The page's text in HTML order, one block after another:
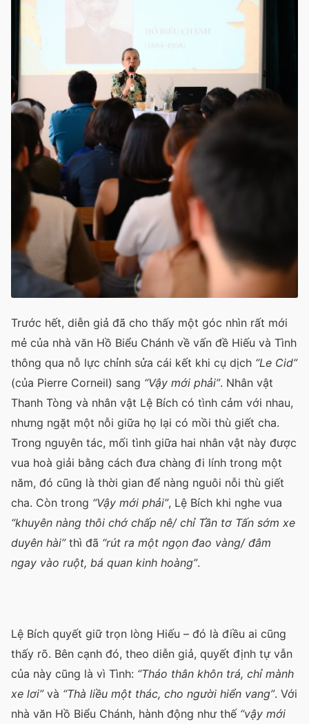
Trước hết, diễn giả đã cho thấy một góc nhìn rất mới
mẻ của nhà văn Hồ Biểu Chánh về vấn đề Hiếu và Tình
thông qua nỗ lực chỉnh sửa cái kết khi cụ dịch “Le Cid”
(của Pierre Corneil) sang “Vậy mới phải”. Nhân vật
Thanh Tòng và nhân vật Lệ Bích có tình cảm với nhau,
nhưng ngặt một nỗi giữa họ lại có mồi thù giết cha.
Trong nguyên tác, mối tình giữa hai nhân vật này được
vua hoà giải bằng cách đưa chàng đi lính trong một
năm, đó cũng là thời gian để nàng nguôi nỗi thù giết
cha. Còn trong “Vậy mới phải”, Lệ Bích khi nghe vua
“khuyên nàng thôi chớ chấp nê/ chỉ Tần tơ Tấn sớm xe
duyên hài”thì đã “rút ra một ngọn đao vàng/ đâm
ngay vào ruột, bá quan kinh hoàng”.
Lệ Bích quyết giữ trọn lòng Hiếu – đó là điều ai cũng
thấy rõ. Bên cạnh đó, theo diễn giả, quyết định tự vẫn
của này cũng là vì Tình: “Tháo thân khôn trá, chỉ mành
xe lơi”và “Thà liều một thác, cho người hiển vang”. Với
nhà văn Hồ Biểu Chánh, hành động như thế “vậy mới